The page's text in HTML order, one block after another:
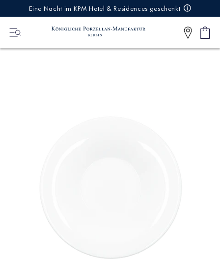
Eine Nacht im KPM Hotel & Residences geschenkt
0
Artikel